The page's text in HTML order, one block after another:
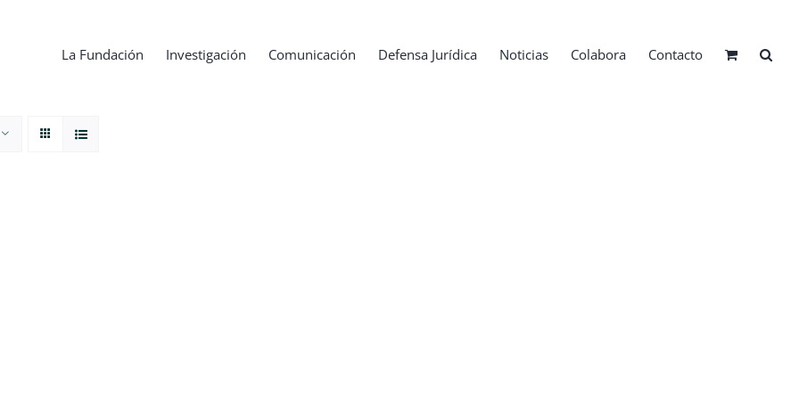
La Fundación Investigación Comunicación Defensa Jurídica Noticias Colabora Contacto